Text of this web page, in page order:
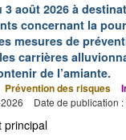
août 2026 à
concernant la
mesures de
carrières
de l’amiante.
Prévention des risques
Date de publication
principal